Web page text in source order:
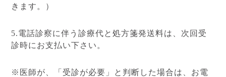
きます。）
5.電話診察に伴う診療代と処方箋発送料は、次回受
診時にお支払い下さい。
※医師が、「受診が必要」と判断した場合は、お電